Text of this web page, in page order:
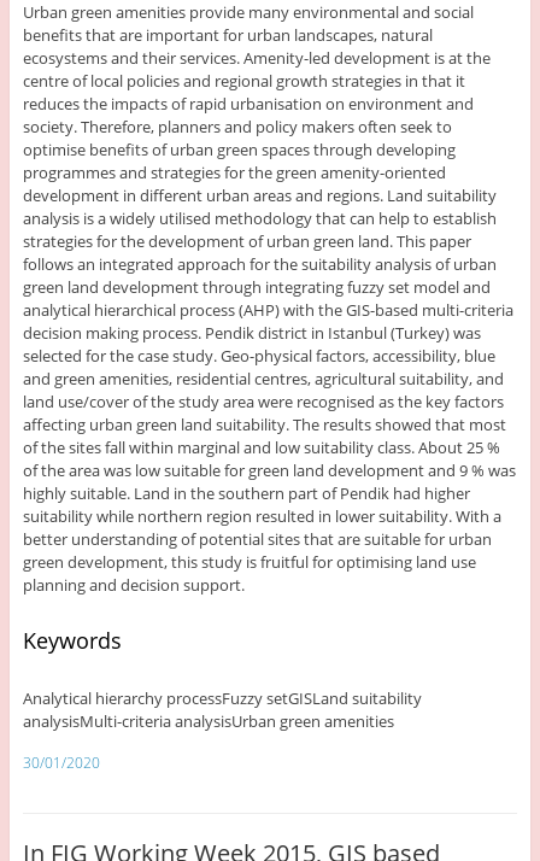
Urban green amenities provide many environmental and social
benefits that are important for urban landscapes, natural
ecosystems and their services. Amenity-led development is at the
centre of local policies and regional growth strategies in that it
reduces the impacts of rapid urbanisation on environment and
society. Therefore, planners and policy makers often seek to
optimise benefits of urban green spaces through developing
programmes and strategies for the green amenity-oriented
development in different urban areas and regions. Land suitability
analysis is a widely utilised methodology that can help to establish
strategies for the development of urban green land. This paper
follows an integrated approach for the suitability analysis of urban
green land development through integrating fuzzy set model and
analytical hierarchical process (AHP) with the GIS-based multi-criteria
decision making process. Pendik district in Istanbul (Turkey) was
selected for the case study. Geo-physical factors, accessibility, blue
and green amenities, residential centres, agricultural suitability, and
land use/cover of the study area were recognised as the key factors
affecting urban green land suitability. The results showed that most
of the sites fall within marginal and low suitability class. About 25 %
of the area was low suitable for green land development and 9 % was
highly suitable. Land in the southern part of Pendik had higher
suitability while northern region resulted in lower suitability. With a
better understanding of potential sites that are suitable for urban
green development, this study is fruitful for optimising land use
planning and decision support.
Keywords
Analytical hierarchy processFuzzy setGISLand suitability
analysisMulti-criteria analysisUrban green amenities
30/01/2020
In FIG Working Week 2015, GIS based